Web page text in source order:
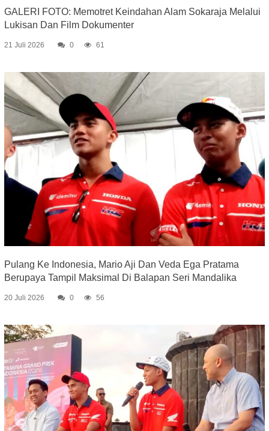
GALERI FOTO: Memotret Keindahan Alam Sokaraja Melalui
Lukisan Dan Film Dokumenter
21 Juli 2026 0 61
Pulang Ke Indonesia, Mario Aji Dan Veda Ega Pratama
Berupaya Tampil Maksimal Di Balapan Seri Mandalika
20 Juli 2026 0 56